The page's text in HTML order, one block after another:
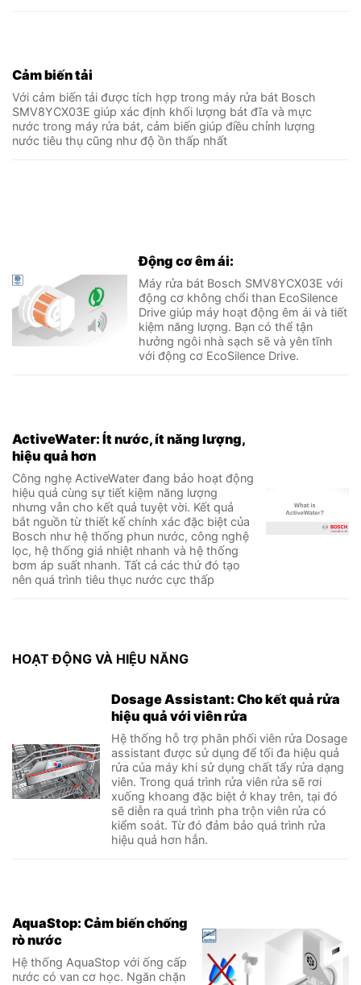
Cảm biến tải
Với cảm biến tải được tích hợp trong máy rửa bát Bosch
SMV8YCX03E giúp xác định khối lượng bát đĩa và mực
nước trong máy rửa bát, cảm biến giúp điều chỉnh lượng
nước tiêu thụ cũng như độ ồn thấp nhất
Động cơ êm ái:
Máy rửa bát Bosch SMV8YCX03E với
động cơ không chổi than EcoSilence
Drive giúp máy hoạt động êm ái và tiết
kiệm năng lượng. Bạn có thể tận
hưởng ngôi nhà sạch sẽ và yên tĩnh
với động cơ EcoSilence Drive.
ActiveWater: Ít nước, ít năng lượng,
hiệu quả hơn
Công nghẹ ActiveWater đang bảo hoạt động
hiệu quả cùng sự tiết kiệm năng lượng
nhưng vẫn cho kết quả tuyệt vời. Kết quả
bắt nguồn từ thiết kế chính xác đặc biệt của
Bosch như hệ thống phun nước, công nghệ
lọc, hệ thống giá nhiệt nhanh và hệ thống
bơm áp suất nhanh. Tất cả các thứ đó tạo
nên quá trình tiêu thục nước cực thấp
HOẠT ĐỘNG VÀ HIỆU NĂNG
Dosage Assistant: Cho kết quả rửa
hiệu quả với viên rửa
Hệ thống hỗ trợ phân phối viên rửa Dosage
assistant được sử dụng để tối đa hiệu quả
rửa của máy khi sử dụng chất tẩy rửa dạng
viên. Trong quá trình rửa viên rửa sẽ rơi
xuống khoang đặc biệt ở khay trên, tại đó
sẽ diễn ra quá trình pha trộn viên rửa có
kiểm soát. Từ đó đảm bảo quá trình rửa
hiệu quả hơn hẳn.
AquaStop: Cảm biến chống
rò nước
Hệ thống AquaStop với ống cấp
nước có van cơ học. Ngăn chặn